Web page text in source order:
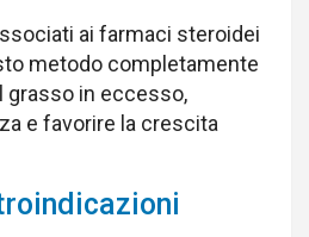
ai farmaci steroidei
metodo completamente
grasso in eccesso,
e favorire la crescita